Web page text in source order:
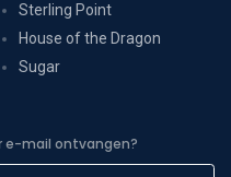
Sterling Point
House of the Dragon
Sugar
e-mail ontvangen?